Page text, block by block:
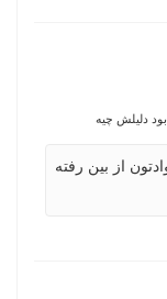
دلیلش چیه
از بین رفته